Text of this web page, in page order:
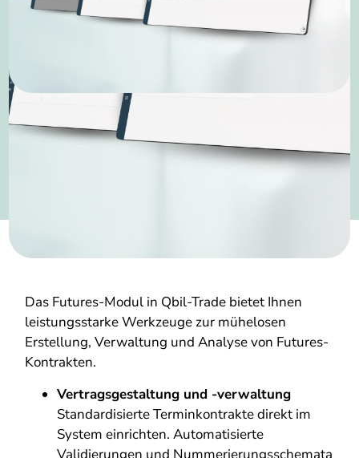
Das Futures-Modul in Qbil-Trade bietet Ihnen
leistungsstarke Werkzeuge zur mühelosen
Erstellung, Verwaltung und Analyse von Futures-
Kontrakten.
Vertragsgestaltung und -verwaltung
Standardisierte Terminkontrakte direkt im
System einrichten. Automatisierte
Validierungen und Nummerierungsschemata